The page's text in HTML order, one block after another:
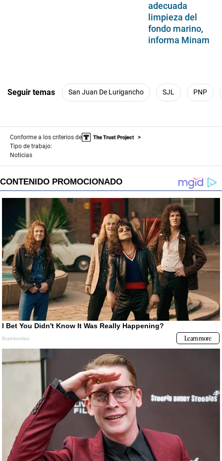
adecuada
limpieza del
fondo marino,
informa Minam
Seguir temas San Juan De Lurigancho SJL PNP
Conforme a los criterios de
Tipo de trabajo:
Noticias